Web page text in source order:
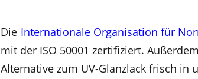
Die Internationale Organisation für
mit der ISO 50001 zertifiziert.
Alternative zum UV-Glanzlack frisch